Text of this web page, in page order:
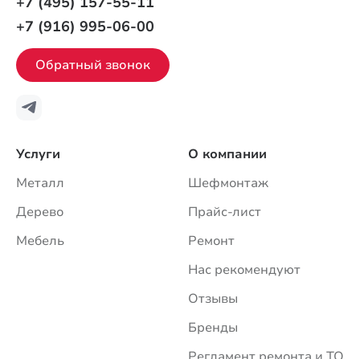
Услуги
Металл
Дерево
Мебель
О компании
Шефмонтаж
Прайс-лист
Ремонт
Нас рекомендуют
Отзывы
Бренды
+7 (916) 995-06-00
Обратный звонок